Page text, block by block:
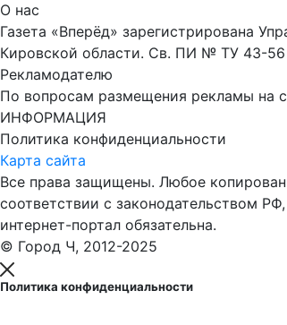
О нас
Газета «Вперёд» зарегистрирована
Кировской области. Св. ПИ № ТУ 43-56
Рекламодателю
По вопросам размещения рекламы на
ИНФОРМАЦИЯ
Политика конфиденциальности
Карта сайта
Все права защищены. Любое
соответствии с законодательством
интернет-портал обязательна.
© Город Ч, 2012-2025
Политика конфиденциальности